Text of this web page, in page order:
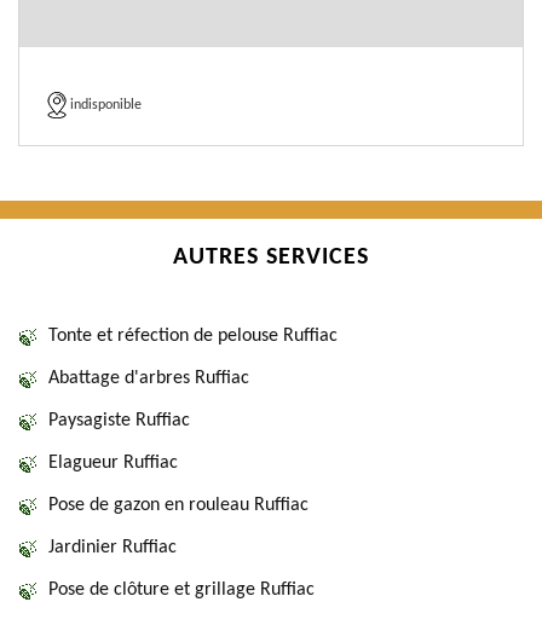
indisponible
AUTRES SERVICES
Tonte et réfection de pelouse Ruffiac
Abattage d'arbres Ruffiac
Paysagiste Ruffiac
Elagueur Ruffiac
Pose de gazon en rouleau Ruffiac
Jardinier Ruffiac
Pose de clôture et grillage Ruffiac